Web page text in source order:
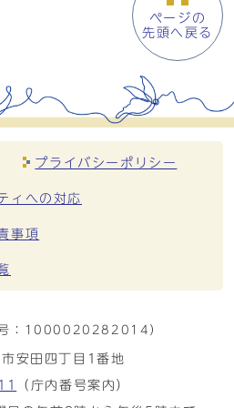
ページの
先頭へ戻る
プライバシーポリシー
ィへの対応
事項
： 1000020282014）
安田四丁目1番地
（庁内番号案内）